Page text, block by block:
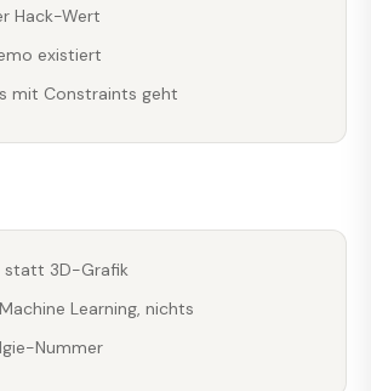
Hack-Wert
existiert
mit Constraints geht
statt 3D-Grafik
Learning, nichts
Nummer